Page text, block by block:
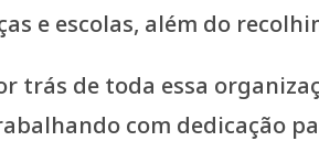
e escolas, além do
trás de toda essa
com dedicação